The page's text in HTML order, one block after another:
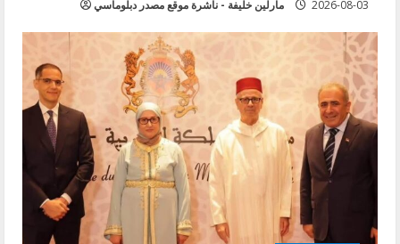
مارلين خليفة - ناشرة موقع مصدر دبلوماسي 2026-08-03